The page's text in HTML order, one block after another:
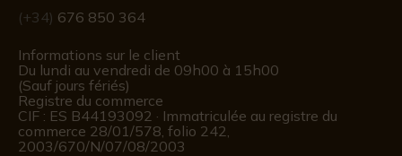
(+34) 676 850 364
Informations sur le client
Du lundi au vendredi de 09h00 à 15h00
(Sauf jours fériés)
Registre du commerce
CIF : ES B44193092 · Immatriculée au registre du
commerce 28/01/578, folio 242,
2003/670/N/07/08/2003